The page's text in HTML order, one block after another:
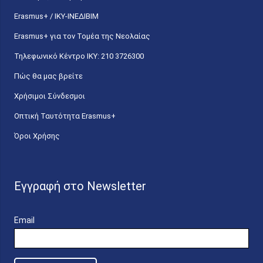
Erasmus+ / ΙΚΥ-ΙΝΕΔΙΒΙΜ
Erasmus+ για τον Τομέα της Νεολαίας
Τηλεφωνικό Κέντρο IKY: 210 3726300
Πώς θα μας βρείτε
Χρήσιμοι Σύνδεσμοι
Οπτική Ταυτότητα Erasmus+
Όροι Χρήσης
Εγγραφή στο Newsletter
Email